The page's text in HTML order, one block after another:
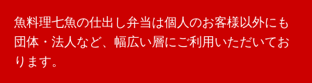
魚料理七魚の仕出し弁当は個人のお客様以外にも
団体・法人など、幅広い層にご利用いただいてお
ります。